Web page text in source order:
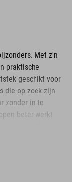
Met z'n
praktische
geschikt voor
die op zoek zijn
zonder in te
beter werkt
van A-
De NF